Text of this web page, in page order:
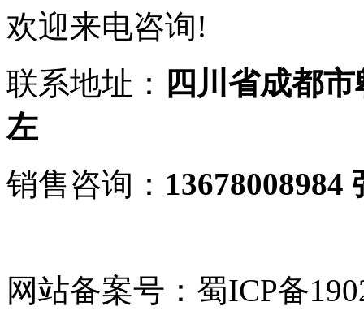
欢迎来电咨询!
联系地址：
四川省成都
左
销售咨询： 13678008984
网站备案号：蜀ICP备